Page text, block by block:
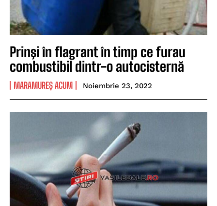
Prinşi în flagrant în timp ce furau
combustibil dintr-o autocisternă
MARAMUREȘ ACUM Noiembrie 23, 2022